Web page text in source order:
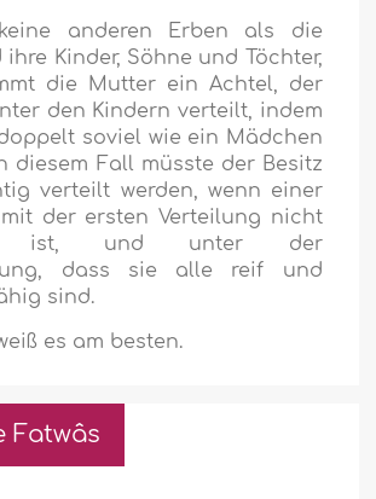
anderen Erben als die
Kinder, Söhne und Töchter,
die Mutter ein Achtel, der
den Kindern verteilt, indem
soviel wie ein Mädchen
diesem Fall müsste der Besitz
verteilt werden, wenn einer
der ersten Verteilung nicht
ist, und unter der
dass sie alle reif und
sind.
es am besten.
Fatwâs